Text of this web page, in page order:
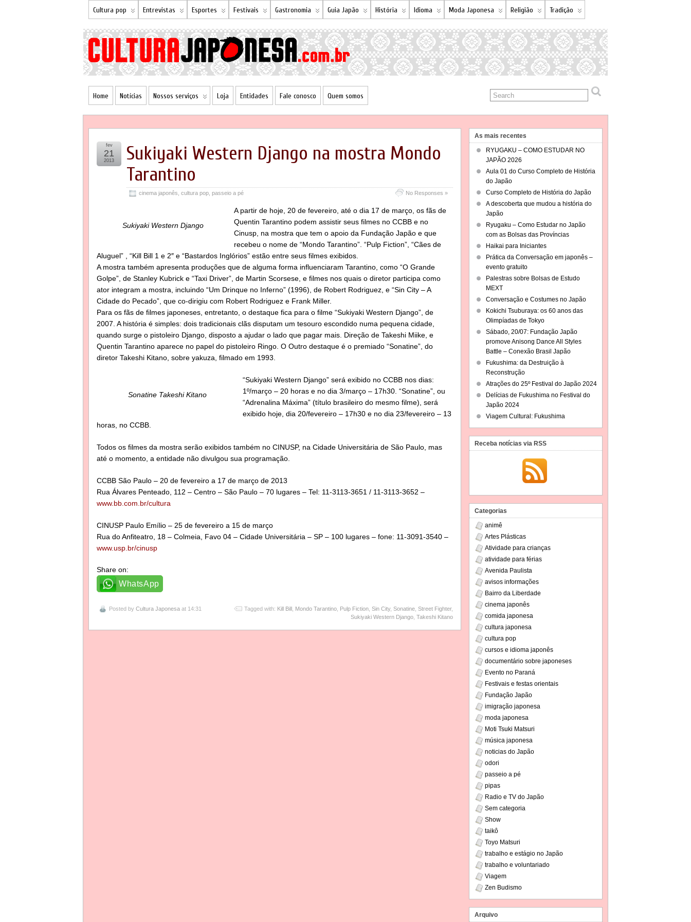
Cultura pop Entrevistas Esportes Festivais Gastronomia Guia Japão História Idioma Moda Japonesa Religião Tradição
Home Notícias Nossos serviços Loja Entidades Fale conosco Quem somos
Sukiyaki Western Django na mostra Mondo
Tarantino
cinema japonês cultura pop passeio a pé No Responses »
fev
21
2013
Sukiyaki Western Django
A partir de hoje, 20 de fevereiro, até o dia 17 de março, os fãs de
Quentin Tarantino podem assistir seus filmes no CCBB e no
Cinusp, na mostra que tem o apoio da Fundação Japão e que
recebeu o nome de “Mondo Tarantino”. “Pulp Fiction”, “Cães de
Aluguel” , “Kill Bill 1 e 2″ e “Bastardos Inglórios” estão entre seus filmes exibidos.
A mostra também apresenta produções que de alguma forma influenciaram Tarantino, como “O Grande
Golpe”, de Stanley Kubrick e “Taxi Driver”, de Martin Scorsese, e filmes nos quais o diretor participa como
ator integram a mostra, incluindo “Um Drinque no Inferno” (1996), de Robert Rodriguez, e “Sin City – A
Cidade do Pecado”, que co-dirigiu com Robert Rodriguez e Frank Miller.
Para os fãs de filmes japoneses, entretanto, o destaque fica para o filme “Sukiyaki Western Django”, de
2007. A história é simples: dois tradicionais clãs disputam um tesouro escondido numa pequena cidade,
quando surge o pistoleiro Django, disposto a ajudar o lado que pagar mais. Direção de Takeshi Miike, e
Quentin Tarantino aparece no papel do pistoleiro Ringo. O Outro destaque é o premiado “Sonatine”, do
diretor Takeshi Kitano, sobre yakuza, filmado em 1993.
Sonatine Takeshi Kitano
“Sukiyaki Western Django” será exibido no CCBB nos dias:
1º/março – 20 horas e no dia 3/março – 17h30. “Sonatine”, ou
“Adrenalina Máxima” (título brasileiro do mesmo filme), será
exibido hoje, dia 20/fevereiro – 17h30 e no dia 23/fevereiro – 13
horas, no CCBB.
Todos os filmes da mostra serão exibidos também no CINUSP, na Cidade Universitária de São Paulo, mas
até o momento, a entidade não divulgou sua programação.
CCBB São Paulo – 20 de fevereiro a 17 de março de 2013
Rua Álvares Penteado, 112 – Centro – São Paulo – 70 lugares – Tel: 11-3113-3651 / 11-3113-3652 –
www.bb.com.br/cultura
CINUSP Paulo Emílio – 25 de fevereiro a 15 de março
Rua do Anfiteatro, 18 – Colmeia, Favo 04 – Cidade Universitária – SP – 100 lugares – fone: 11-3091-3540 –
www.usp.br/cinusp
Share on:
WhatsApp
Posted by Cultura Japonesa at 14:31 Tagged with: Kill Bill Mondo Tarantino Pulp Fiction Sin City, Sonatine Street Fighter,
Sukiyaki Western Django Takeshi Kitano
As mais recentes
RYUGAKU – COMO ESTUDAR NO
JAPÃO 2026
Aula 01 do Curso Completo de História
do Japão
Curso Completo de História do Japão
A descoberta que mudou a história do
Japão
Ryugaku – Como Estudar no Japão
com as Bolsas das Províncias
Haikai para Iniciantes
Prática da Conversação em japonês –
evento gratuito
Palestras sobre Bolsas de Estudo
MEXT
Conversação e Costumes no Japão
Kokichi Tsuburaya: os 60 anos das
Olimpíadas de Tokyo
Sábado, 20/07: Fundação Japão
promove Anisong Dance All Styles
Battle – Conexão Brasil Japão
Fukushima: da Destruição à
Reconstrução
Atrações do 25º Festival do Japão 2024
Delícias de Fukushima no Festival do
Japão 2024
Viagem Cultural: Fukushima
Receba notícias via RSS
Categorias
animê
Artes Plásticas
Atividade para crianças
atividade para férias
Avenida Paulista
avisos informações
Bairro da Liberdade
cinema japonês
comida japonesa
cultura japonesa
cultura pop
cursos e idioma japonês
documentário sobre japoneses
Evento no Paraná
Festivais e festas orientais
Fundação Japão
imigração japonesa
moda japonesa
Moti Tsuki Matsuri
música japonesa
noticias do Japão
odori
passeio a pé
pipas
Radio e TV do Japão
Sem categoria
Show
taikô
Toyo Matsuri
trabalho e estágio no Japão
trabalho e voluntariado
Viagem
Zen Budismo
Arquivo